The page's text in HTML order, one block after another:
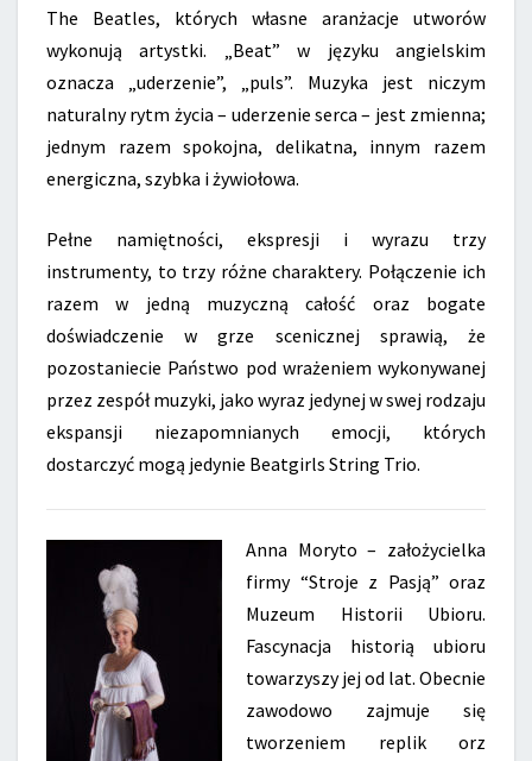
The Beatles, których własne aranżacje utworów
wykonują artystki. „Beat” w języku angielskim
oznacza „uderzenie”, „puls”. Muzyka jest niczym
naturalny rytm życia – uderzenie serca – jest zmienna;
jednym razem spokojna, delikatna, innym razem
energiczna, szybka i żywiołowa.
Pełne namiętności, ekspresji i wyrazu trzy
instrumenty, to trzy różne charaktery. Połączenie ich
razem w jedną muzyczną całość oraz bogate
doświadczenie w grze scenicznej sprawią, że
pozostaniecie Państwo pod wrażeniem wykonywanej
przez zespół muzyki, jako wyraz jedynej w swej rodzaju
ekspansji niezapomnianych emocji, których
dostarczyć mogą jedynie Beatgirls String Trio.
Anna Moryto – założycielka
firmy “Stroje z Pasją” oraz
Muzeum Historii Ubioru.
Fascynacja historią ubioru
towarzyszy jej od lat. Obecnie
zawodowo zajmuje się
tworzeniem replik orz